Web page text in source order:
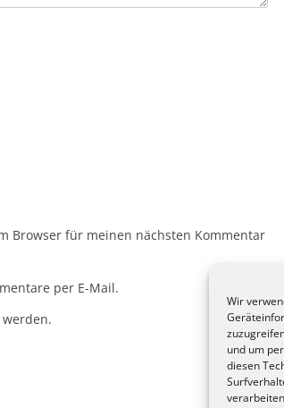
Wir
und um
diesen
Browser für meinen nächsten Kommentar
per E-Mail.